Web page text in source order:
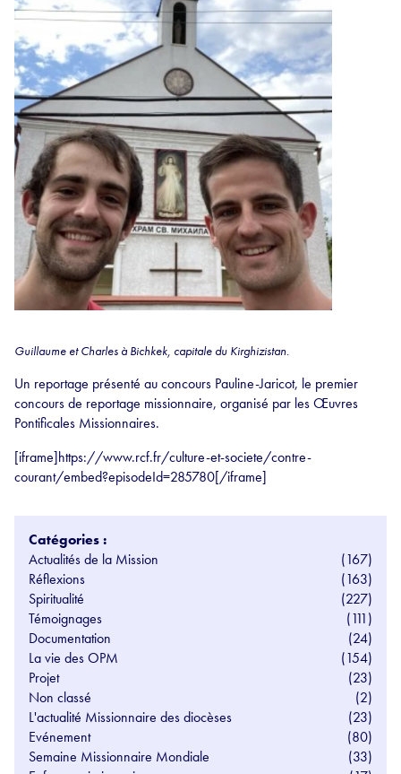
Guillaume et Charles à Bichkek, capitale du Kirghizistan.
Un reportage présenté au concours Pauline-Jaricot, le premier
concours de reportage missionnaire, organisé par les Œuvres
Pontificales Missionnaires.
[iframe]https://www.rcf.fr/culture-et-societe/contre-
courant/embed?episodeId=285780[/iframe]
Catégories :
Actualités de la Mission
(167)
Réflexions
(163)
Spiritualité
(227)
Témoignages
(111)
Documentation
(24)
La vie des OPM
(154)
Projet
(23)
Non classé
(2)
L'actualité Missionnaire des diocèses
(23)
Evénement
(80)
Semaine Missionnaire Mondiale
(33)